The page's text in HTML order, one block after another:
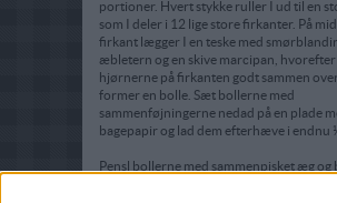
portioner. Hvert stykke ruller I ud til en
som I deler i 12 lige store firkanter. På
firkant lægger I en teske med
æbletern og en skive marcipan,
hjørnerne på firkanten godt sammen over
former en bolle. Sæt bollerne med
sammenføjningerne nedad på en plade
bagepapir og lad dem efterhæve i endnu
Pensl bollerne med sammenpisket æg og